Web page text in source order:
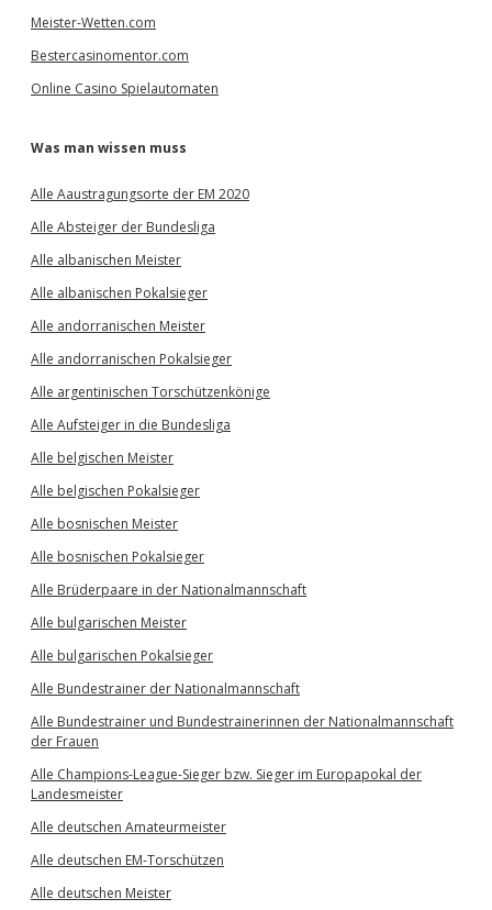
Meister-Wetten.com
Bestercasinomentor.com
Online Casino Spielautomaten
Was man wissen muss
Alle Aaustragungsorte der EM 2020
Alle Absteiger der Bundesliga
Alle albanischen Meister
Alle albanischen Pokalsieger
Alle andorranischen Meister
Alle andorranischen Pokalsieger
Alle argentinischen Torschützenkönige
Alle Aufsteiger in die Bundesliga
Alle belgischen Meister
Alle belgischen Pokalsieger
Alle bosnischen Meister
Alle bosnischen Pokalsieger
Alle Brüderpaare in der Nationalmannschaft
Alle bulgarischen Meister
Alle bulgarischen Pokalsieger
Alle Bundestrainer der Nationalmannschaft
Alle Bundestrainer und Bundestrainerinnen der Nationalmannschaft
der Frauen
Alle Champions-League-Sieger bzw. Sieger im Europapokal der
Landesmeister
Alle deutschen Amateurmeister
Alle deutschen EM-Torschützen
Alle deutschen Meister